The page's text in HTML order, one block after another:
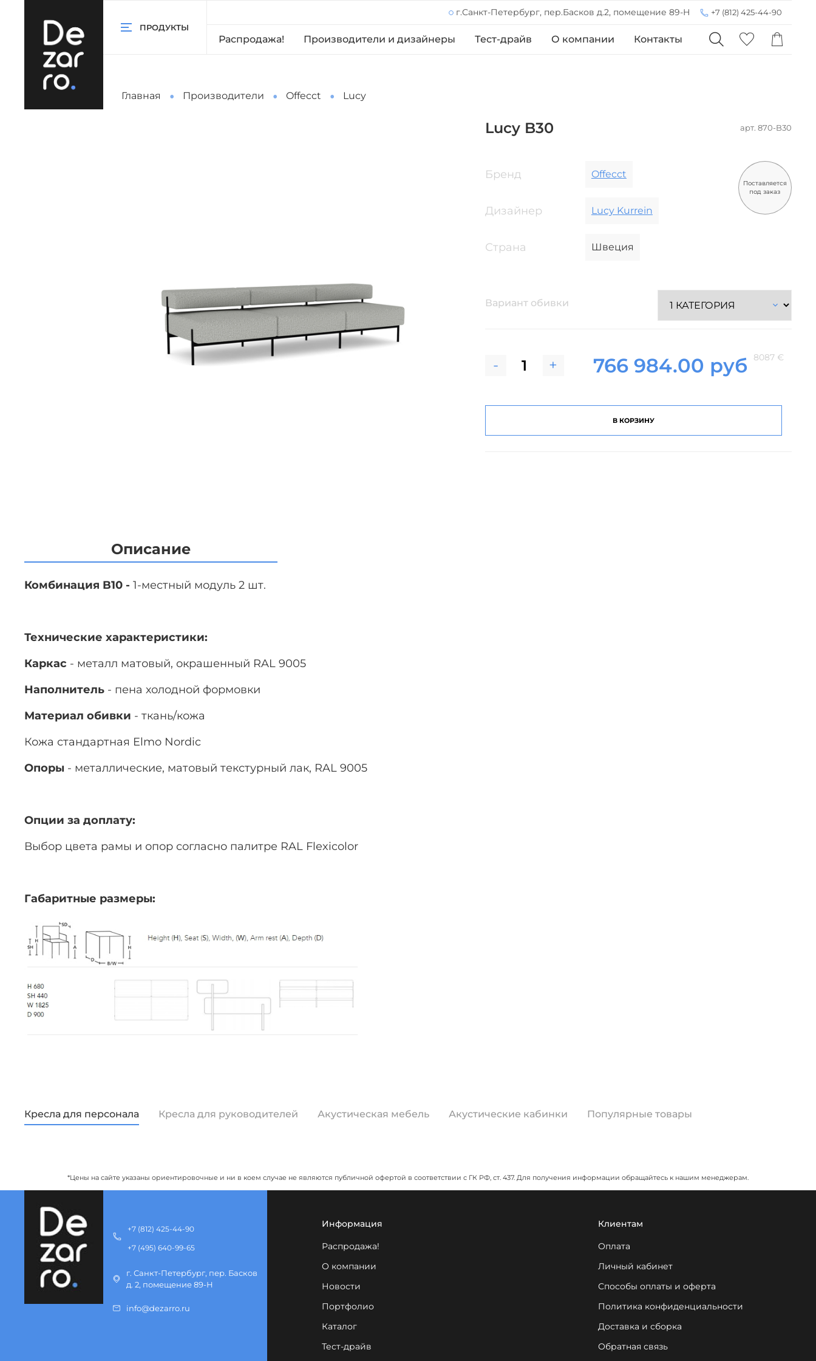
ПРОДУКТЫ
г.Санкт-Петербург, пер.Басков д.2, помещение 89-Н +7 (812) 425-44-90
Распродажа! Производители и дизайнеры Тест-драйв О компании Контакты
Главная Производители Offecct Lucy
Lucy B30 арт. 870-B30
- + 766 984.00 руб 8087 €
Бренд Offecct
Дизайнер Lucy Kurrein
Страна Швеция
Поставляется
под заказ
Вариант обивки
В КОРЗИНУ
Описание
Комбинация B10 - 1-местный модуль 2 шт.
Технические характеристики:
Каркас - металл матовый, окрашенный RAL 9005
Наполнитель - пена холодной формовки
Материал обивки - ткань/кожа
Кожа стандартная Elmo Nordic
Опоры - металлические, матовый текстурный лак, RAL 9005
Опции за доплату:
Выбор цвета рамы и опор согласно палитре RAL Flexicolor
Габаритные размеры:
Кресла для персонала Кресла для руководителей Акустическая мебель Акустические кабинки Популярные товары
*Цены на сайте указаны ориентировочные и ни в коем случае не являются публичной офертой в соответствии с ГК РФ, ст. 437. Для получения информации обращайтесь к нашим менеджерам.
Информация
Распродажа!
О компании
Новости
Портфолио
Каталог
Тест-драйв
Клиентам
Оплата
Личный кабинет
Способы оплаты и оферта
Политика конфиденциальности
Доставка и сборка
Обратная связь
+7 (812) 425-44-90
+7 (495) 640-99-65
г. Санкт-Петербург, пер. Басков
д. 2, помещение 89-Н
info@dezarro.ru